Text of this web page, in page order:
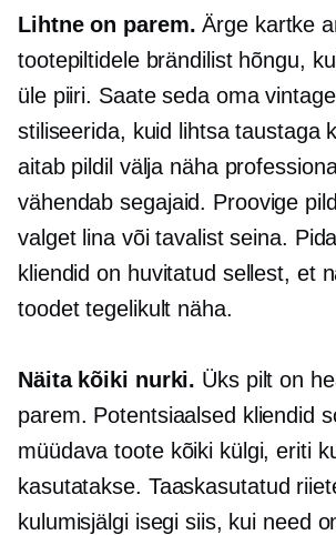
Lihtne on parem. Ärge kartke
tootepiltidele brändilist hõngu,
üle piiri. Saate seda oma
stiliseerida, kuid lihtsa taustaga
aitab pildil välja näha
vähendab segajaid. Proovige
valget lina või tavalist seina.
kliendid on huvitatud sellest, et
toodet tegelikult näha.
Näita kõiki nurki. Üks pilt on
parem. Potentsiaalsed kliendid
müüdava toote kõiki külgi, eriti
kasutatakse. Taaskasutatud
kulumisjälgi isegi siis, kui need